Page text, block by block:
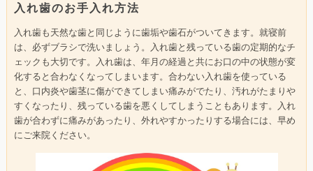
入れ歯のお手入れ方法
入れ歯も天然な歯と同じように歯垢や歯石がついてきます。就寝前
は、必ずブラシで洗いましょう。入れ歯と残っている歯の定期的なチ
ェックも大切です。入れ歯は、年月の経過と共にお口の中の状態が変
化すると合わなくなってしまいます。合わない入れ歯を使っている
と、口内炎や歯茎に傷ができてしまい痛みがでたり、汚れがたまりや
すくなったり、残っている歯を悪くしてしまうこともあります。入れ
歯が合わずに痛みがあったり、外れやすかったりする場合には、早め
にご来院ください。